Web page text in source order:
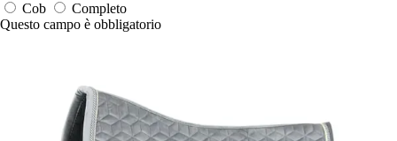
Cob
Completo
Questo campo è obbligatorio